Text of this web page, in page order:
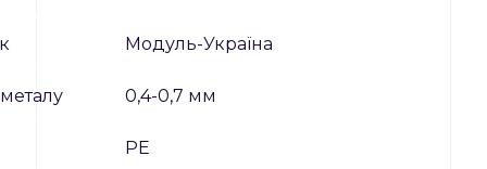
Модуль-Україна
0,4-0,7 мм
PE